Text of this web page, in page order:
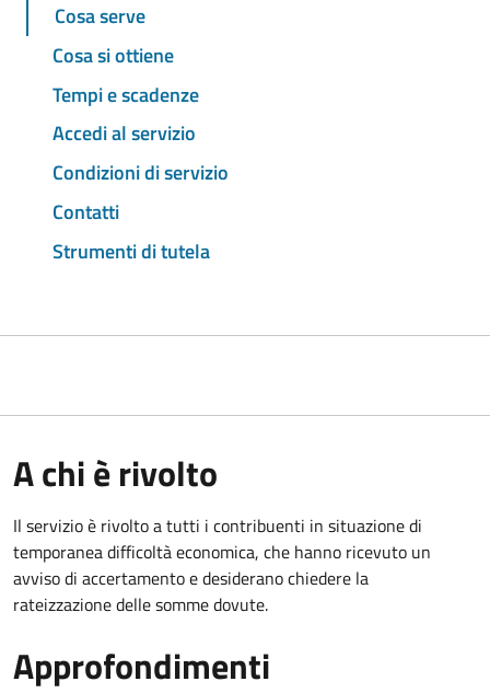
Cosa serve
Cosa si ottiene
Tempi e scadenze
Accedi al servizio
Condizioni di servizio
Contatti
Strumenti di tutela
A chi è rivolto
Il servizio è rivolto a tutti i contribuenti in situazione di
temporanea difficoltà economica, che hanno ricevuto un
avviso di accertamento e desiderano chiedere la
rateizzazione delle somme dovute.
Approfondimenti